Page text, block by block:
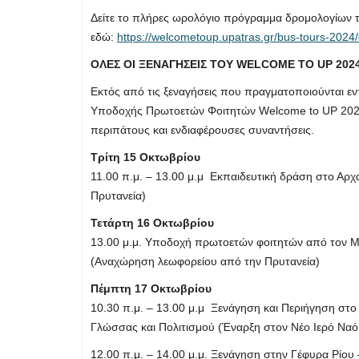
Δείτε το πλήρες ωρολόγιο πρόγραμμα
εδώ: https://welcometoup.upatras.gr/bus-tours-
ΟΛΕΣ ΟΙ ΞΕΝΑΓΗΣΕΙΣ ΤΟΥ WELCOME TO UP
Εκτός από τις ξεναγήσεις που πραγματοποιούνται
Υποδοχής Πρωτοετών Φοιτητών Welcome to UP 2024
περιπάτους και ενδιαφέρουσες συναντήσεις.
Τρίτη 15 Οκτωβρίου
11.00 π.μ. – 13.00 μ.μ Εκπαιδευτική δράση στο
Πρυτανεία)
Τετάρτη 16 Οκτωβρίου
13.00 μ.μ. Υποδοχή πρωτοετών φοιτητών από τον
(Αναχώρηση λεωφορείου από την Πρυτανεία)
Πέμπτη 17 Οκτωβρίου
10.30 π.μ. – 13.00 μ.μ Ξενάγηση και Περιήγηση
Γλώσσας και Πολιτισμού (Έναρξη στον Νέο Ιερό
12.00 π.μ. – 14.00 μ.μ. Ξενάγηση στην Γέφυρα Ρίου